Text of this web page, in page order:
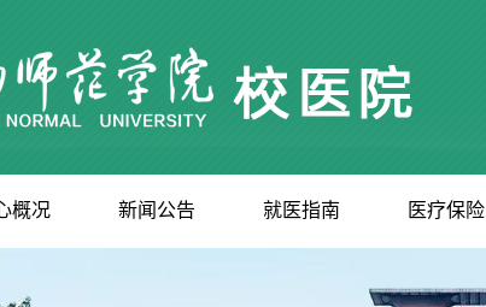
概况 新闻公告 就医指南 医疗保险